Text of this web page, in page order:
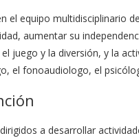
el equipo multidisciplinario
aumentar su
juego y la diversión, y la
el fonoaudiologo, el
a desarrollar